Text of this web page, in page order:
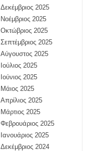
Δεκέμβριος 2025
Νοέμβριος 2025
Οκτώβριος 2025
Σεπτέμβριος 2025
Αύγουστος 2025
Ιούλιος 2025
Ιούνιος 2025
Μάιος 2025
Απρίλιος 2025
Μάρτιος 2025
Φεβρουάριος 2025
Ιανουάριος 2025
Δεκέμβριος 2024